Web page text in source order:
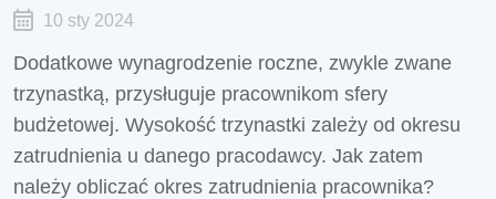
10 sty 2024
Dodatkowe wynagrodzenie roczne, zwykle zwane
trzynastką, przysługuje pracownikom sfery
budżetowej. Wysokość trzynastki zależy od okresu
zatrudnienia u danego pracodawcy. Jak zatem
należy obliczać okres zatrudnienia pracownika?